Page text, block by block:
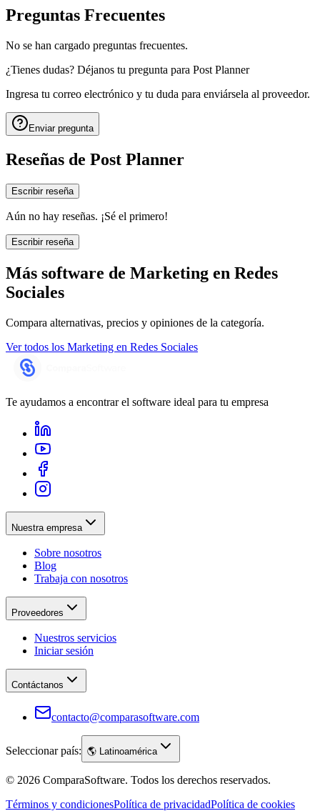
Preguntas Frecuentes
No se han cargado preguntas frecuentes.
¿Tienes dudas? Déjanos tu pregunta para Post Planner
Ingresa tu correo electrónico y tu duda para enviársela al proveedor.
Enviar pregunta
Reseñas de Post Planner
Escribir reseña
Aún no hay reseñas. ¡Sé el primero!
Escribir reseña
Más software de Marketing en Redes
Sociales
Compara alternativas, precios y opiniones de la categoría.
Ver todos los Marketing en Redes Sociales
Te ayudamos a encontrar el software ideal para tu empresa
Nuestra empresa
Sobre nosotros
Blog
Trabaja con nosotros
Proveedores
Nuestros servicios
Iniciar sesión
Contáctanos
contacto@comparasoftware.com
Seleccionar país: 🌎 Latinoamérica
© 2026 ComparaSoftware. Todos los derechos reservados.
Términos y condicionesPolítica de privacidadPolítica de cookies